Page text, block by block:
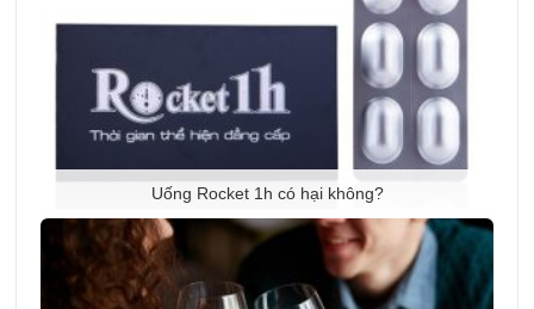
Uống Rocket 1h có hại không?